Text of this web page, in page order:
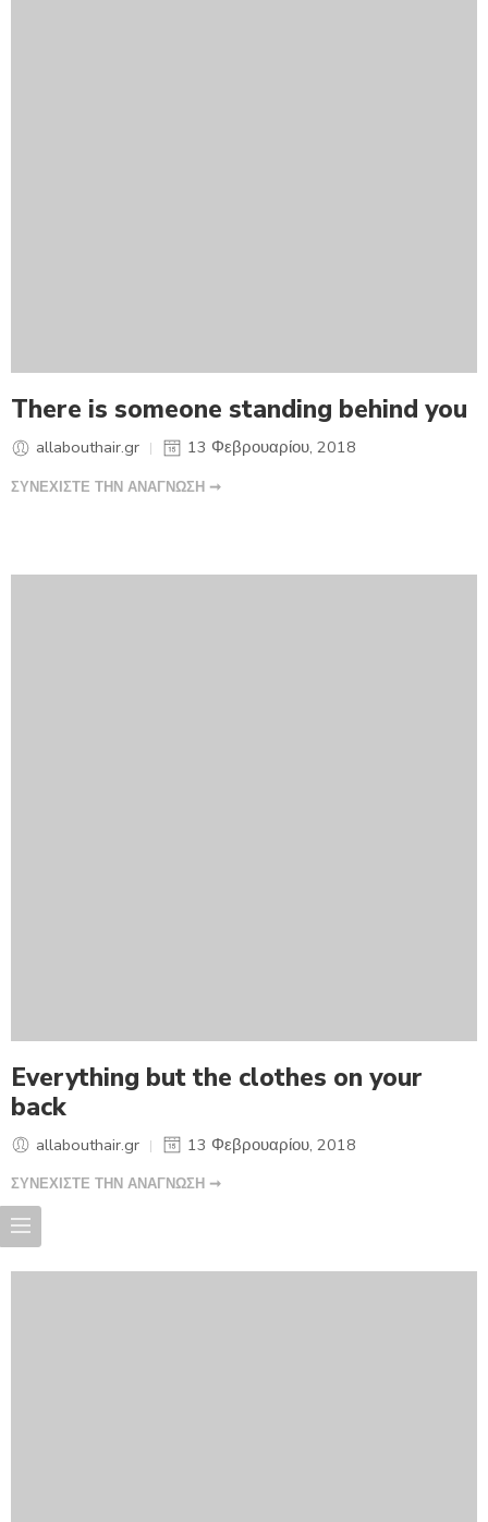
There is someone standing behind you
allabouthair.gr 13 Φεβρουαρίου, 2018
ΣΥΝΕΧΙΣΤΕ ΤΗΝ ΑΝΑΓΝΩΣΗ ➞
Everything but the clothes on your
back
allabouthair.gr 13 Φεβρουαρίου, 2018
ΣΥΝΕΧΙΣΤΕ ΤΗΝ ΑΝΑΓΝΩΣΗ ➞